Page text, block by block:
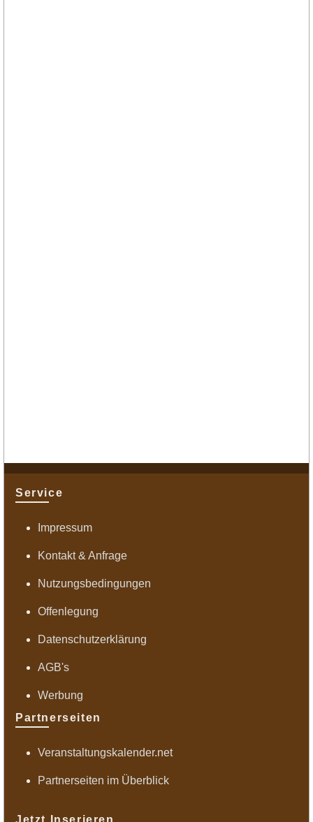
Service
Impressum
Kontakt & Anfrage
Nutzungsbedingungen
Offenlegung
Datenschutzerklärung
AGB's
Werbung
Partnerseiten
Veranstaltungskalender.net
Partnerseiten im Überblick